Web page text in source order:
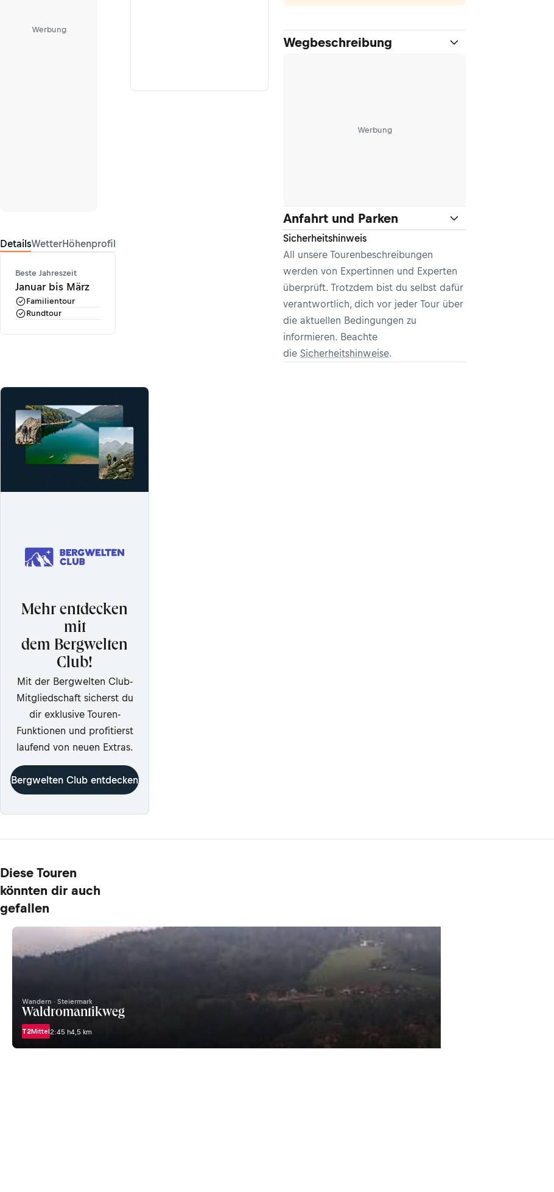
Werbung
DetailsWetterHöhenprofil
Beste Jahreszeit
Januar bis März
Familientour
Rundtour
Wegbeschreibung
Werbung
Anfahrt und Parken
Sicherheitshinweis
All unsere Tourenbeschreibungen
werden von Expertinnen und Experten
überprüft. Trotzdem bist du selbst dafür
verantwortlich, dich vor jeder Tour über
die aktuellen Bedingungen zu
informieren. Beachte
die Sicherheitshinweise.
Mehr entdecken
mit
dem Bergwelten
Club!
Mit der Bergwelten Club-
Mitgliedschaft sicherst du
dir exklusive Touren-
Funktionen und profitierst
laufend von neuen Extras.
Bergwelten Club entdecken
Diese Touren
könnten dir auch
gefallen
Wandern · Steiermark
Waldromantikweg
T2Mittel2:45 h4,5 km